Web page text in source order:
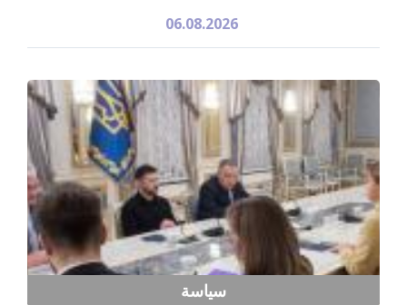
06.08.2026
سياسة